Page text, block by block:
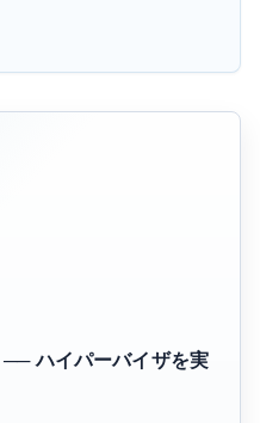
ハイパーバイザを実